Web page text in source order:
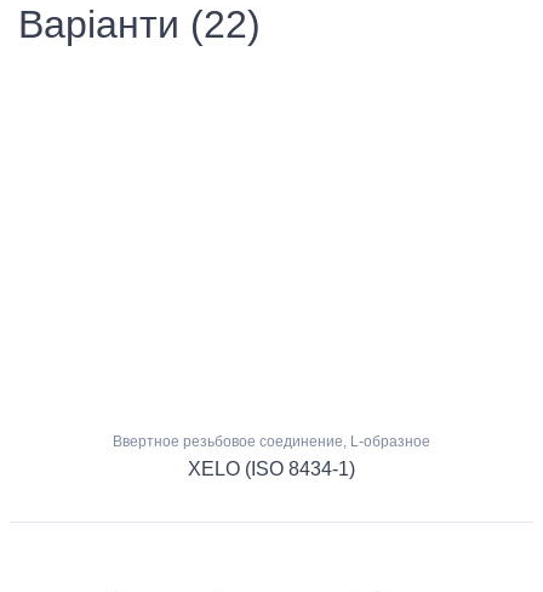
Варіанти (22)
Ввертное резьбовое соединение, L-образное
XELO (ISO 8434-1)